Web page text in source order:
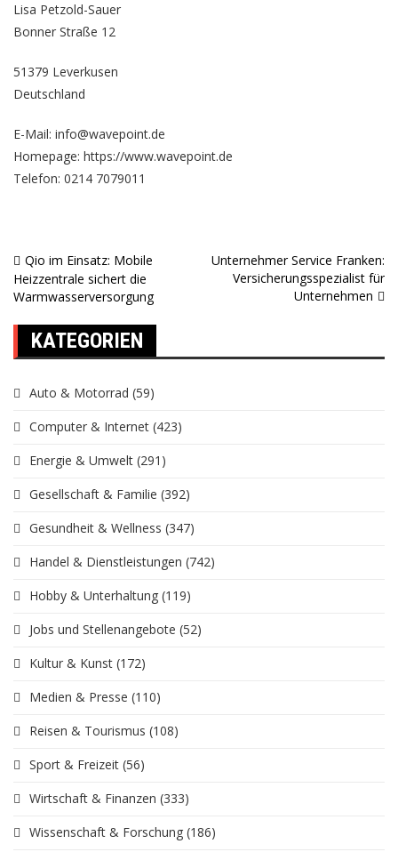
Lisa Petzold-Sauer
Bonner Straße 12
51379 Leverkusen
Deutschland
E-Mail: info@wavepoint.de
Homepage: https://www.wavepoint.de
Telefon: 0214 7079011
Beitragsnavigation
Qio im Einsatz: Mobile
Heizzentrale sichert die
Warmwasserversorgung
Unternehmer Service Franken:
Versicherungsspezialist für
Unternehmen
KATEGORIEN
Auto & Motorrad (59)
Computer & Internet (423)
Energie & Umwelt (291)
Gesellschaft & Familie (392)
Gesundheit & Wellness (347)
Handel & Dienstleistungen (742)
Hobby & Unterhaltung (119)
Jobs und Stellenangebote (52)
Kultur & Kunst (172)
Medien & Presse (110)
Reisen & Tourismus (108)
Sport & Freizeit (56)
Wirtschaft & Finanzen (333)
Wissenschaft & Forschung (186)